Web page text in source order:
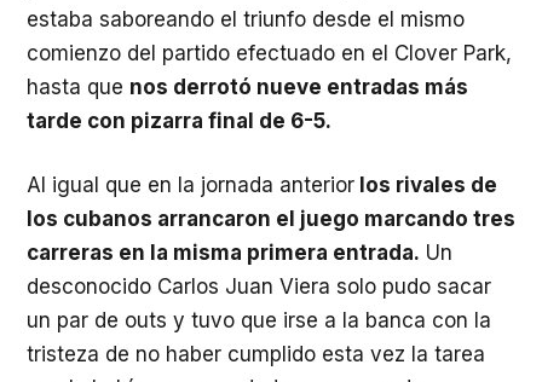
estaba saboreando el triunfo desde el mismo
comienzo del partido efectuado en el Clover Park,
hasta que nos derrotó nueve entradas más
tarde con pizarra final de 6-5.
Al igual que en la jornada anterior los rivales de
los cubanos arrancaron el juego marcando tres
carreras en la misma primera entrada. Un
desconocido Carlos Juan Viera solo pudo sacar
un par de outs y tuvo que irse a la banca con la
tristeza de no haber cumplido esta vez la tarea